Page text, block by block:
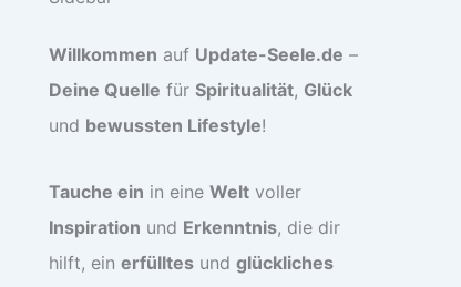
Willkommen auf Update-Seele.de –
Deine Quelle für Spiritualität, Glück
und bewussten Lifestyle!
Tauche ein in eine Welt voller
Inspiration und Erkenntnis, die dir
hilft, ein erfülltes und glückliches